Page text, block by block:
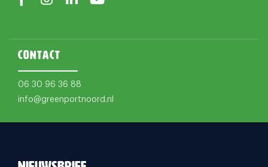
Contact
06 30 96 36 88
info@greenportnoord.nl